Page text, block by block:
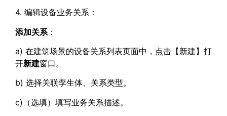
4. 编辑设备业务关系：
添加关系 ：
a) 在建筑场景的设备关系列表页面中，点击【新建】打
开新建窗口。
b) 选择关联孪生体、关系类型。
c)（选填）填写业务关系描述。